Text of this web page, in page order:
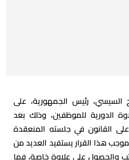
السيسي، رئيس الجمهورية، على
الدورية للموظفين، وذلك بعد
القانون في جلسته المنعقدة
هذا القرار يستفيد العديد من
والحصول على علاوة خاصة، فما